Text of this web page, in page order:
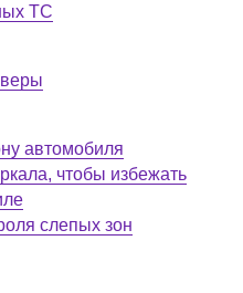
ТС
автомобиля
чтобы избежать
слепых зон